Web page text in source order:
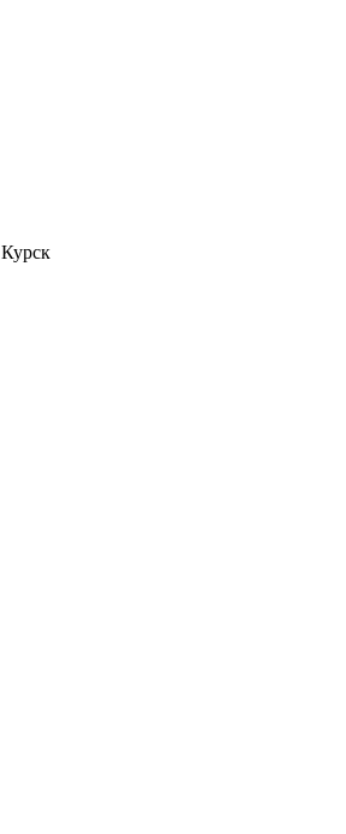
Курск